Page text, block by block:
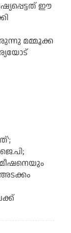
ഈ
മമ്മൂക്ക